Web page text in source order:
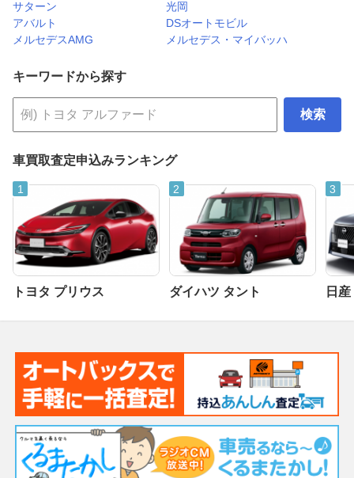
サターン
光岡
アバルト
DSオートモビル
メルセデスAMG
メルセデス・マイバッハ
キーワードから探す
検索
車買取査定申込みランキング
トヨタ プリウス ダイハツ タント 日